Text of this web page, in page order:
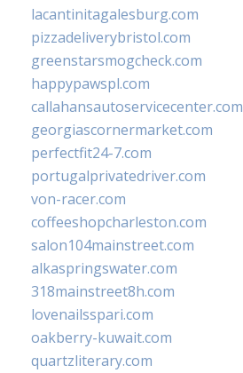
lacantinitagalesburg.com
pizzadeliverybristol.com
greenstarsmogcheck.com
happypawspl.com
callahansautoservicecenter.com
georgiascornermarket.com
perfectfit24-7.com
portugalprivatedriver.com
von-racer.com
coffeeshopcharleston.com
salon104mainstreet.com
alkaspringswater.com
318mainstreet8h.com
lovenailsspari.com
oakberry-kuwait.com
quartzliterary.com